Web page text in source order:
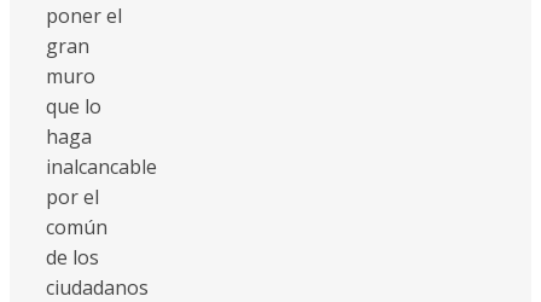
poner el
gran
muro
que lo
haga
inalcancable
por el
común
de los
ciudadanos